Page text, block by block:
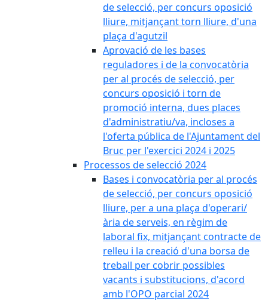
de selecció, per concurs oposició
lliure, mitjançant torn lliure, d'una
plaça d'agutzil
Aprovació de les bases
reguladores i de la convocatòria
per al procés de selecció, per
concurs oposició i torn de
promoció interna, dues places
d'administratiu/va, incloses a
l'oferta pública de l'Ajuntament del
Bruc per l'exercici 2024 i 2025
Processos de selecció 2024
Bases i convocatòria per al procés
de selecció, per concurs oposició
lliure, per a una plaça d'operari/
ària de serveis, en règim de
laboral fix, mitjançant contracte de
relleu i la creació d'una borsa de
treball per cobrir possibles
vacants i substitucions, d'acord
amb l'OPO parcial 2024